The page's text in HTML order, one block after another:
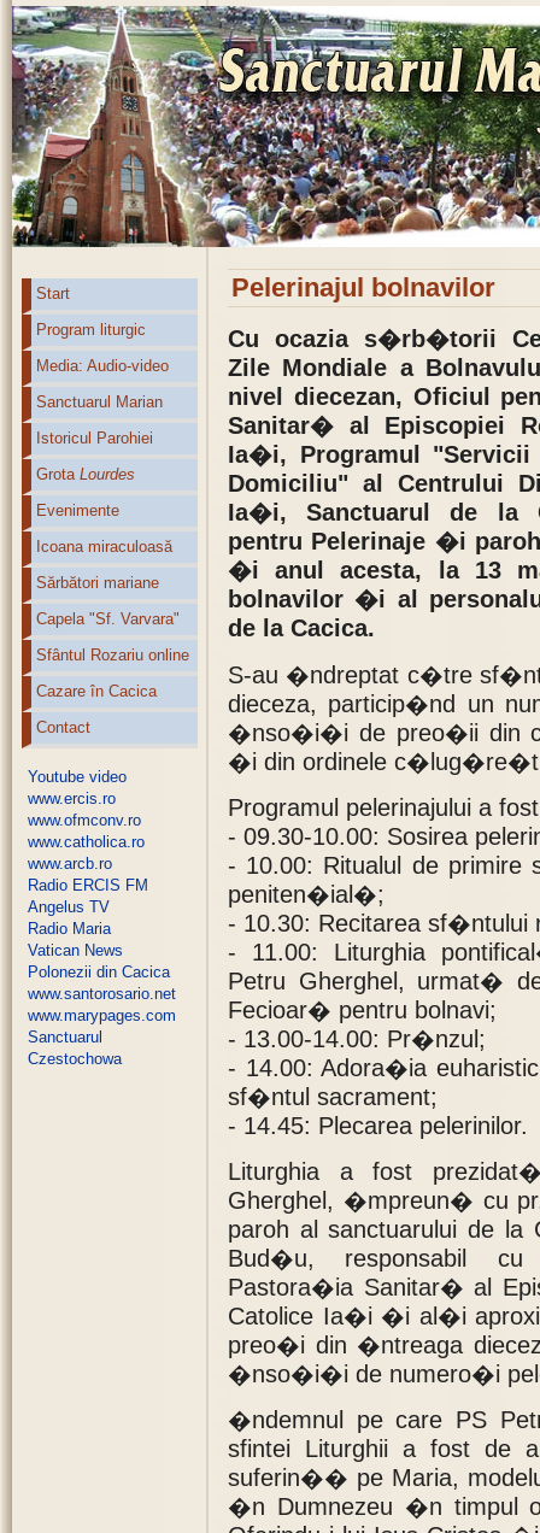
Start
Program liturgic
Media: Audio-video
Sanctuarul Marian
Istoricul Parohiei
Grota Lourdes
Evenimente
Icoana miraculoasă
Sărbători mariane
Capela "Sf. Varvara"
Sfântul Rozariu online
Cazare în Cacica
Contact
Youtube video
www.ercis.ro
www.ofmconv.ro
www.catholica.ro
www.arcb.ro
Radio ERCIS FM
Angelus TV
Radio Maria
Vatican News
Polonezii din Cacica
www.santorosario.net
www.marypages.com
Sanctuarul
Czestochowa
Pelerinajul bolnavilor
Cu ocazia s�rb�torii
Zile Mondiale a
nivel diecezan, Oficiul
Sanitar� al Episcopiei
Ia�i, Programul
Domiciliu" al Centrului
Ia�i, Sanctuarul de la
pentru Pelerinaje �i
�i anul acesta, la 13
bolnavilor �i al
de la Cacica.
S-au �ndreptat c�tre
dieceza, particip�nd un
�nso�i�i de preo�ii din
�i din ordinele
Programul pelerinajului a
- 09.30-10.00: Sosirea
- 10.00: Ritualul de
peniten�ial�;
- 10.30: Recitarea sf�ntului
- 11.00: Liturghia
Petru Gherghel, urmat�
Fecioar� pentru bolnavi;
- 13.00-14.00: Pr�nzul;
- 14.00: Adora�ia
sf�ntul sacrament;
- 14.45: Plecarea pelerinilor.
Liturghia a fost
Gherghel, �mpreun� cu
paroh al sanctuarului de la
Bud�u, responsabil cu
Pastora�ia Sanitar� al
Catolice Ia�i �i al�i
preo�i din �ntreaga
�nso�i�i de numero�i
�ndemnul pe care PS
sfintei Liturghii a fost de
suferin�� pe Maria,
�n Dumnezeu �n timpul